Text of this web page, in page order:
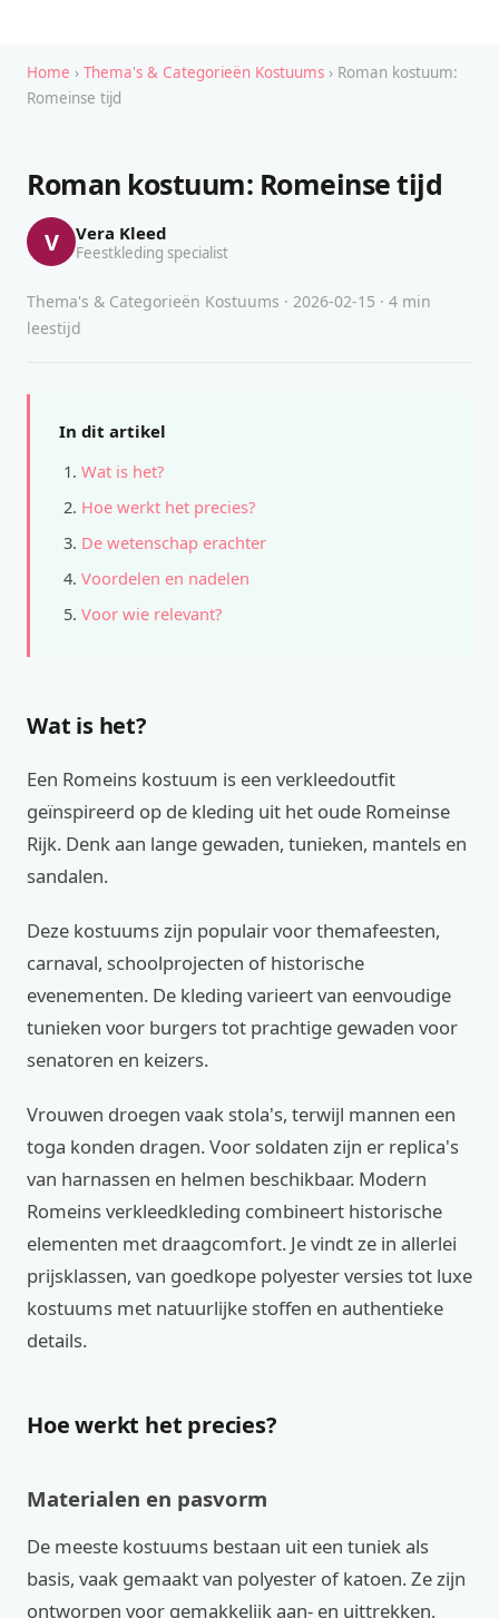
Home › Thema's & Categorieën Kostuums › Roman kostuum:
Romeinse tijd
Roman kostuum: Romeinse tijd
V Vera Kleed
Feestkleding specialist
Thema's & Categorieën Kostuums · 2026-02-15 · 4 min
leestijd
In dit artikel
Wat is het?
Hoe werkt het precies?
De wetenschap erachter
Voordelen en nadelen
Voor wie relevant?
Wat is het?
Een Romeins kostuum is een verkleedoutfit
geïnspireerd op de kleding uit het oude Romeinse
Rijk. Denk aan lange gewaden, tunieken, mantels en
sandalen.
Deze kostuums zijn populair voor themafeesten,
carnaval, schoolprojecten of historische
evenementen. De kleding varieert van eenvoudige
tunieken voor burgers tot prachtige gewaden voor
senatoren en keizers.
Vrouwen droegen vaak stola's, terwijl mannen een
toga konden dragen. Voor soldaten zijn er replica's
van harnassen en helmen beschikbaar. Modern
Romeins verkleedkleding combineert historische
elementen met draagcomfort. Je vindt ze in allerlei
prijsklassen, van goedkope polyester versies tot luxe
kostuums met natuurlijke stoffen en authentieke
details.
Hoe werkt het precies?
Materialen en pasvorm
De meeste kostuums bestaan uit een tuniek als
basis, vaak gemaakt van polyester of katoen. Ze zijn
ontworpen voor gemakkelijk aan- en uittrekken,